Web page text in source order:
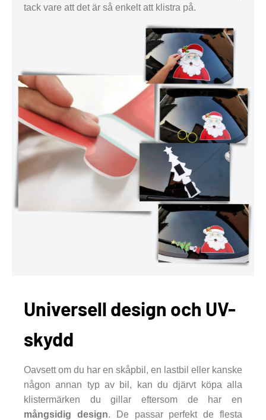
tack vare att det är så enkelt att klistra på.
Universell design och UV-
skydd
Oavsett om du har en skåpbil, en lastbil eller kanske
någon annan typ av bil, kan du djärvt köpa alla
klistermärken du gillar eftersom de har en
mångsidig design. De passar perfekt de flesta